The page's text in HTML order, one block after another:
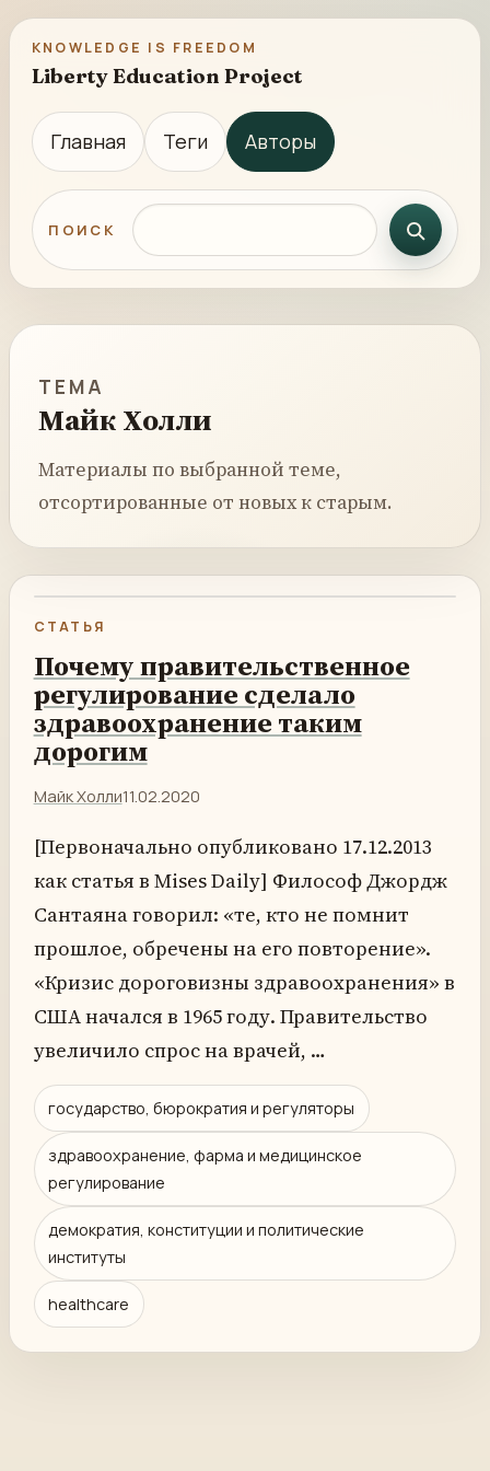
KNOWLEDGE IS FREEDOM
Liberty Education Project
Главная Теги Авторы
ПОИСК Поиск по сайту
ТЕМА
Майк Холли
Материалы по выбранной теме,
отсортированные от новых к старым.
СТАТЬЯ
Почему правительственное
регулирование сделало
здравоохранение таким
дорогим
Майк Холли11.02.2020
[Первоначально опубликовано 17.12.2013
как статья в Mises Daily] Философ Джордж
Сантаяна говорил: «те, кто не помнит
прошлое, обречены на его повторение».
«Кризис дороговизны здравоохранения» в
США начался в 1965 году. Правительство
увеличило спрос на врачей, …
государство, бюрократия и регуляторы
здравоохранение, фарма и медицинское
регулирование
демократия, конституции и политические
институты
healthcare